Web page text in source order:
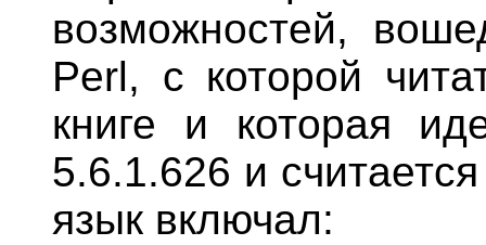
возможностей,
Perl, с которой
книге и которая
5.6.1.626 и
язык включал: